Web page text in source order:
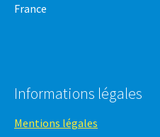
France
Informations légales
Mentions légales